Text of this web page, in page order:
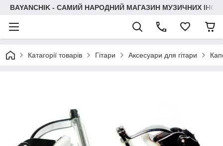
BAYANCHIK - САМИЙ НАРОДНИЙ МАГАЗИН МУЗИЧНИХ
Катагорії товарів Гітари Аксесуари для гітари